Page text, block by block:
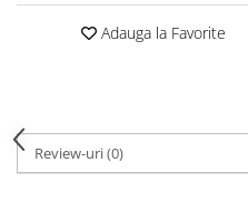
Piese sah electronice
Puzzle
Sah Magnetic India
Adauga la Favorite
Review-uri(0)